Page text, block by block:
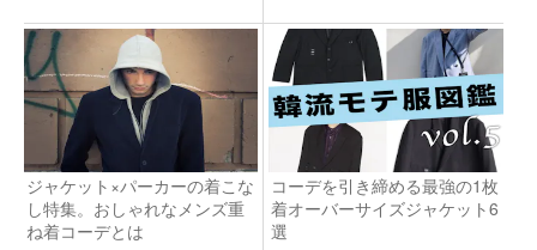
ジャケット×パーカーの着こな
し特集。おしゃれなメンズ重
ね着コーデとは
コーデを引き締める最強の1枚
着オーバーサイズジャケット6
選